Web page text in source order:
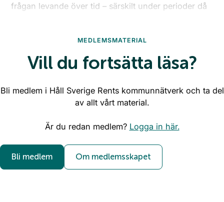
frågan levande över tid – särskilt under perioder då
MEDLEMSMATERIAL
Vill du fortsätta läsa?
Bli medlem i Håll Sverige Rents kommunnätverk och ta del
av allt vårt material.
Är du redan medlem? Logga in här.
Bli medlem Om medlemsskapet